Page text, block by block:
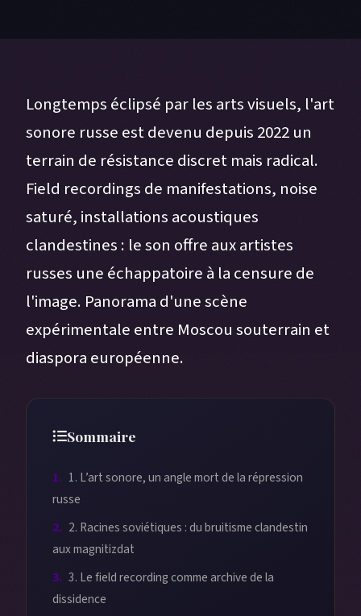
Longtemps éclipsé par les arts visuels, l'art
sonore russe est devenu depuis 2022 un
terrain de résistance discret mais radical.
Field recordings de manifestations, noise
saturé, installations acoustiques
clandestines : le son offre aux artistes
russes une échappatoire à la censure de
l'image. Panorama d'une scène
expérimentale entre Moscou souterrain et
diaspora européenne.
Sommaire
1. L’art sonore, un angle mort de la répression
russe
2. Racines soviétiques : du bruitisme clandestin
aux magnitizdat
3. Le field recording comme archive de la
dissidence